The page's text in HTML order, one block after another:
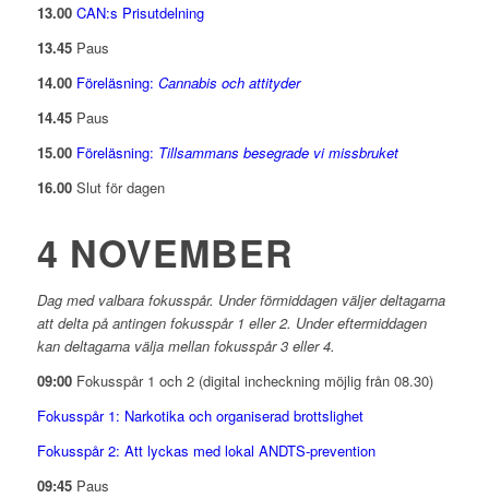
13.00 CAN:s Prisutdelning
13.45Paus
14.00 Föreläsning: Cannabis och attityder
14.45Paus
15.00 Föreläsning: Tillsammans besegrade vi missbruket
16.00Slut för dagen
4 NOVEMBER
Dag med valbara fokusspår. Under förmiddagen väljer deltagarna
att delta på antingen fokusspår 1 eller 2. Under eftermiddagen
kan deltagarna välja mellan fokusspår 3 eller 4.
09:00Fokusspår 1 och 2 (digital incheckning möjlig från 08.30)
Fokusspår 1: Narkotika och organiserad brottslighet
Fokusspår 2: Att lyckas med lokal ANDTS-prevention
09:45Paus